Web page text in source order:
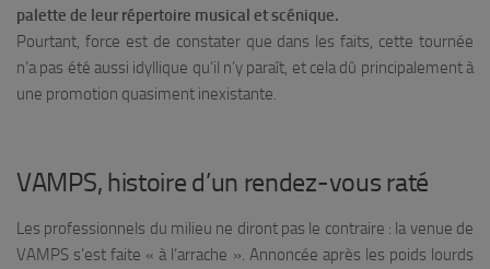
palette de leur répertoire musical et scénique.
Pourtant, force est de constater que dans les faits, cette tournée
n’a pas été aussi idyllique qu’il n’y paraît, et cela dû principalement à
une promotion quasiment inexistante.
VAMPS, histoire d’un rendez-vous raté
Les professionnels du milieu ne diront pas le contraire : la venue de
VAMPS s’est faite « à l’arrache ». Annoncée après les poids lourds